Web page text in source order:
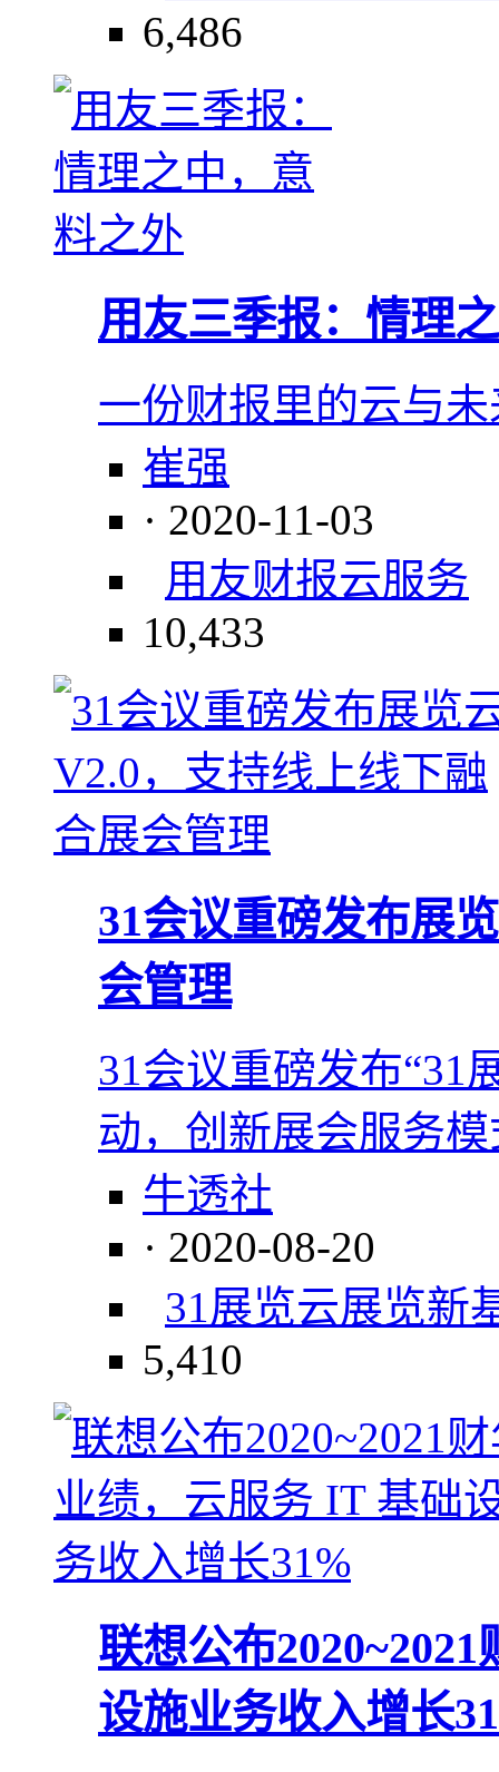
6,486
用友三季报：情理
一份财报里的云与未
崔强
· 2020-11-03
用友财报云服务
10,433
31会议重磅发布展
会管理
31会议重磅发布“31
动，创新展会服务模
牛透社
· 2020-08-20
31展览云展览新
5,410
联想公布
设施业务收入增长